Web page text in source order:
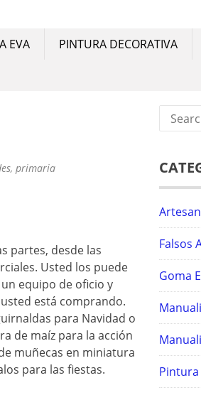
y pintura decorativa.
EVA PINTURA DECORATIVA
, primaria
partes, desde las
Usted los puede
equipo de oficio y
está comprando.
para Navidad o
de maíz para la acción
muñecas en miniatura
para las fiestas.
Search
for:
Falsos
Goma